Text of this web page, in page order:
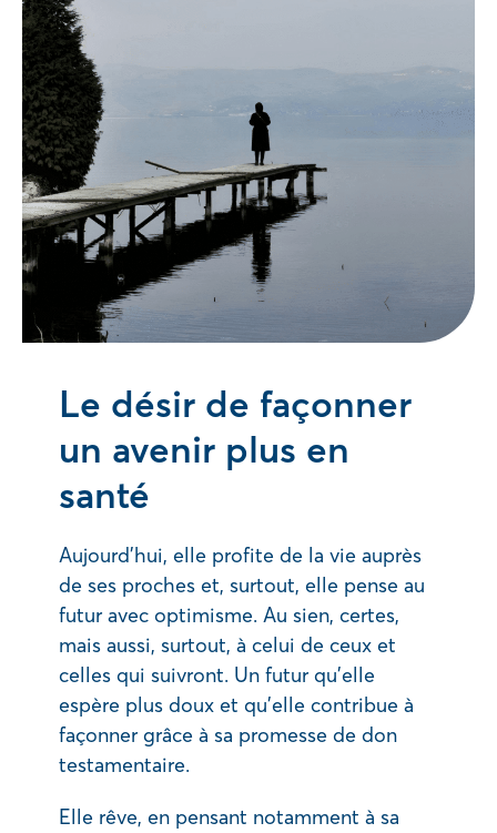
Le désir de façonner
un avenir plus en
santé
Aujourd’hui, elle profite de la vie auprès
de ses proches et, surtout, elle pense au
futur avec optimisme. Au sien, certes,
mais aussi, surtout, à celui de ceux et
celles qui suivront. Un futur qu’elle
espère plus doux et qu’elle contribue à
façonner grâce à sa promesse de don
testamentaire.
Elle rêve, en pensant notamment à sa